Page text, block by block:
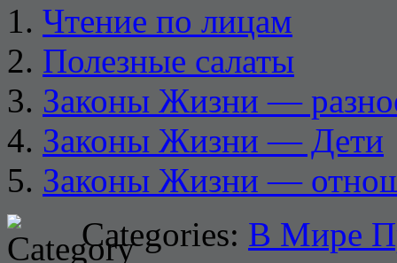
Чтение по лицам
Полезные салаты
Законы Жизни —
Законы Жизни — Дети
Законы Жизни —
Categories: В Мире